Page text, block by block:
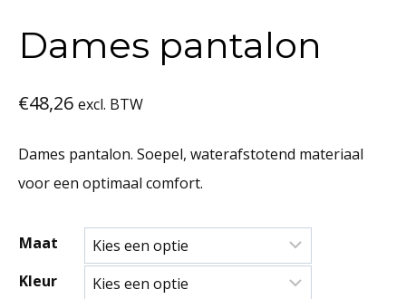
Dames pantalon
€48,26 excl. BTW
Dames pantalon. Soepel, waterafstotend materiaal
voor een optimaal comfort.
Maat
Kleur